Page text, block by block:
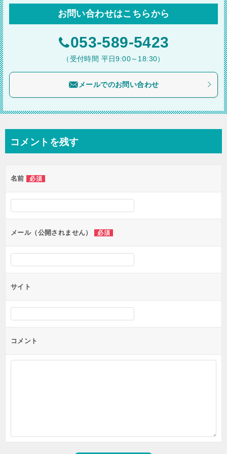
ビ
ゲ
ョ
お問い合わせはこちらから
053-589-5423
（受付時間 平日9:00～18:30）
メールでのお問い合わせ
コメントを残す
名前 必須
メール（公開されません） 必須
サイト
コメント